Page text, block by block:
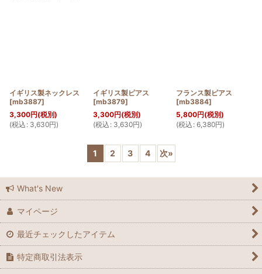
イギリス製ネックレス
[mb3887]
3,300円(税別)
(税込 : 3,630円)
イギリス製ピアス
[mb3879]
3,300円(税別)
(税込 : 3,630円)
フランス製ピアス
[mb3884]
5,800円(税別)
(税込 : 6,380円)
1 2 3 4 次»
What's New
マイページ
最近チェックしたアイテム
特定商取引法表示